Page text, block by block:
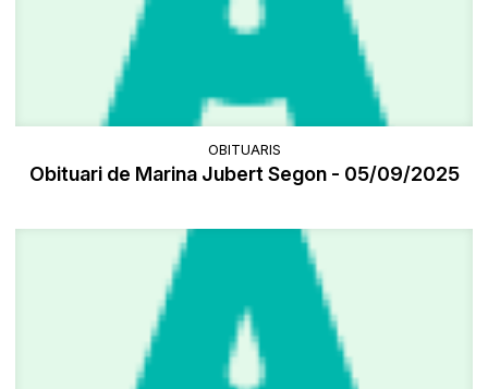
OBITUARIS
Obituari de Marina Jubert Segon - 05/09/2025